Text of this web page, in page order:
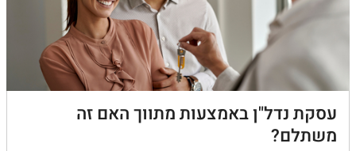
עסקת נדל"ן באמצעות מתווך האם זה
משתלם?